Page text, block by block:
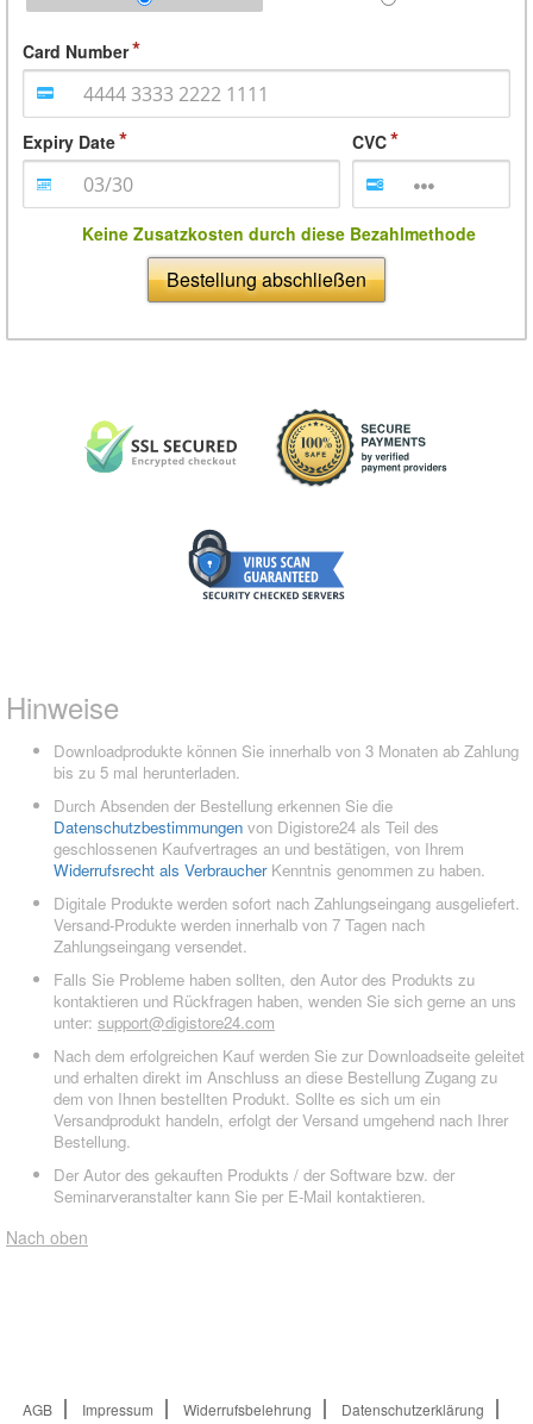
Card Number
Expiry Date CVC
Keine Zusatzkosten durch diese Bezahlmethode
Bestellung abschließen
Hinweise
Downloadprodukte können Sie innerhalb von 3 Monaten ab Zahlung
bis zu 5 mal herunterladen.
Durch Absenden der Bestellung erkennen Sie die
Datenschutzbestimmungen von Digistore24 als Teil des
geschlossenen Kaufvertrages an und bestätigen, von Ihrem
Widerrufsrecht als VerbraucherKenntnis genommen zu haben.
Digitale Produkte werden sofort nach Zahlungseingang ausgeliefert.
Versand-Produkte werden innerhalb von 7 Tagen nach
Zahlungseingang versendet.
Falls Sie Probleme haben sollten, den Autor des Produkts zu
kontaktieren und Rückfragen haben, wenden Sie sich gerne an uns
unter: support@digistore24.com
Nach dem erfolgreichen Kauf werden Sie zur Downloadseite geleitet
und erhalten direkt im Anschluss an diese Bestellung Zugang zu
dem von Ihnen bestellten Produkt. Sollte es sich um ein
Versandprodukt handeln, erfolgt der Versand umgehend nach Ihrer
Bestellung.
Der Autor des gekauften Produkts / der Software bzw. der
Seminarveranstalter kann Sie per E-Mail kontaktieren.
Nach oben
AGB Impressum Widerrufsbelehrung
Datenschutzerklärung